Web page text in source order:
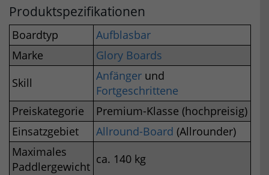
Produktspezifikationen
Boardtyp
Aufblasbar
Marke
Glory Boards
Skill
Anfänger und
Fortgeschrittene
Preiskategorie
Premium-Klasse (hochpreisig)
Einsatzgebiet
Allround-Board (Allrounder)
Maximales
Paddlergewicht
ca. 140 kg